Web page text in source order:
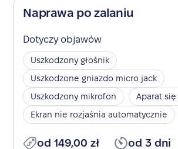
Naprawa po zalaniu
Dotyczy objawów
Uszkodzony głośnik
Uszkodzone gniazdo micro jack
Uszkodzony mikrofon
Aparat
Ekran nie rozjaśnia automatycznie
od 149,00 zł od 3 dni